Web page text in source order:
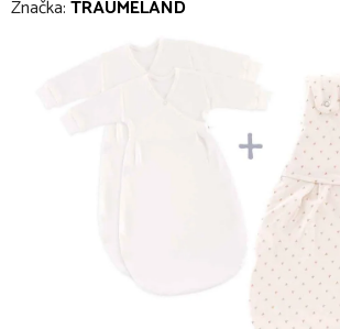
Značka:TRÄUMELAND